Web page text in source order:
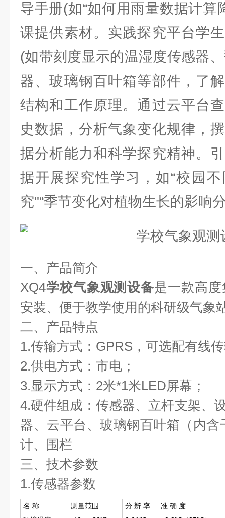
导手册(如“如何用雨量数据计算
课提供素材。实践探究平台学
(如带刻度显示的温湿度传感器
器、玻璃钢百叶箱等部件，了
结构和工作原理。通过云平台
史数据，分析气象变化规律，
据分析能力和科学探究精神。
据开展探究性学习，如“校园
究"“季节变化对植物生长的影响
一、产品简介
XQ4学校气象观测设备是一款高
安装、便于教学使用的科研级气
二、产品特点
1.传输方式：GPRS，可选配有线
2.供电方式：市电；
3.显示方式：2米*1米LED屏幕；
4.硬件组成：传感器、立杆支架、
器、云平台、玻璃钢百叶箱（内
计、围栏
三、技术参数
1.传感器参数
名 称 测量范围 分 辨 率
准 确 度